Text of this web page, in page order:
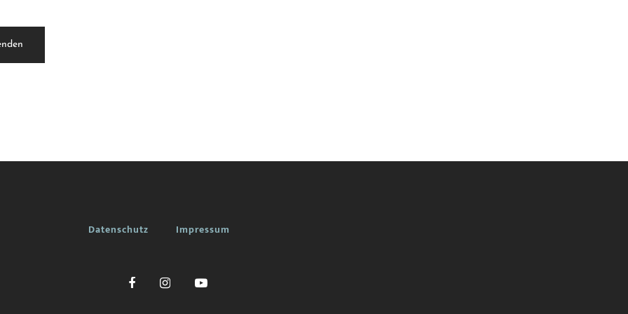
Datenschutz Impressum
  